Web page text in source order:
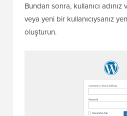
Bundan sonra, kullanıcı
veya yeni bir kullanıcıysanız
oluşturun.